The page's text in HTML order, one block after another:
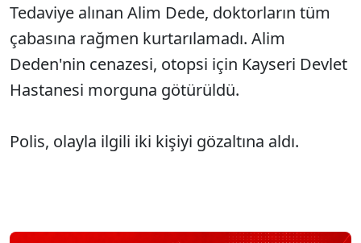
Tedaviye alınan Alim Dede, doktorların tüm
çabasına rağmen kurtarılamadı. Alim
Deden'nin cenazesi, otopsi için Kayseri Devlet
Hastanesi morguna götürüldü.
Polis, olayla ilgili iki kişiyi gözaltına aldı.